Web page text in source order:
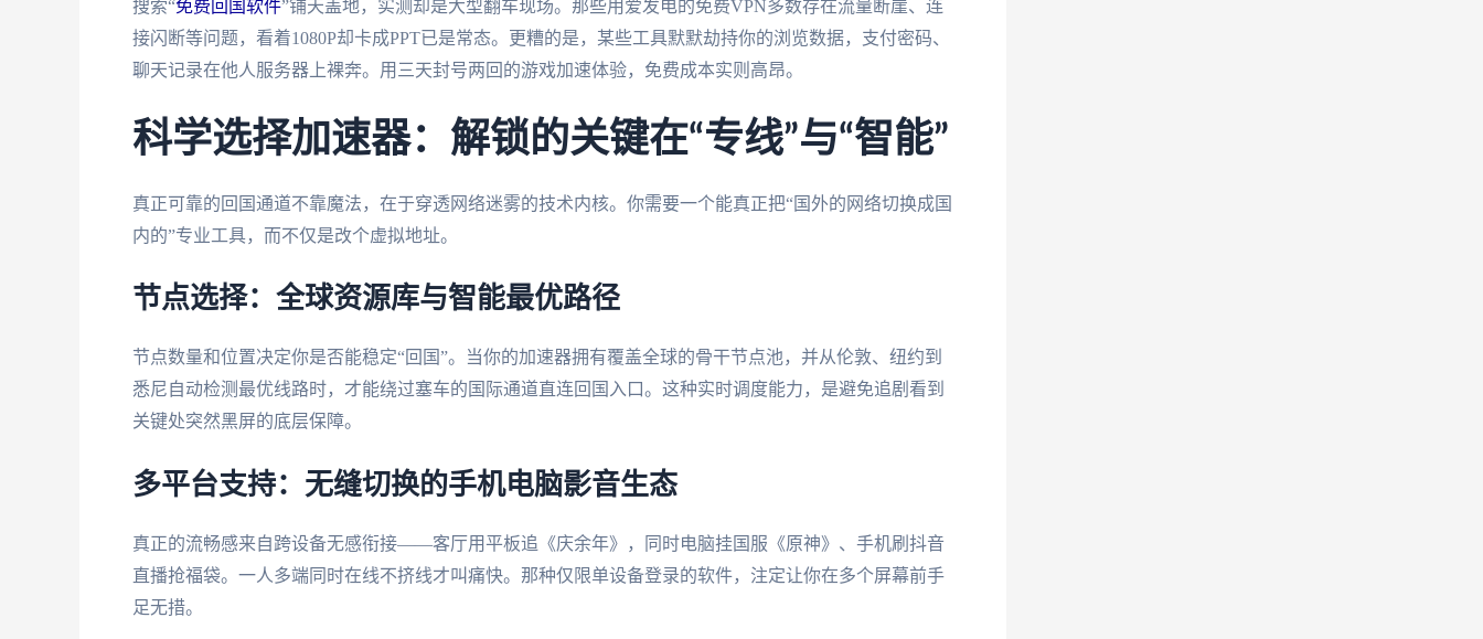
搜索“免费回国软件”铺天盖地，实测却是大型翻车现场。那些用爱发电的免费VPN多数存在流量断崖、连
接闪断等问题，看着1080P却卡成PPT已是常态。更糟的是，某些工具默默劫持你的浏览数据，支付密码、
聊天记录在他人服务器上裸奔。用三天封号两回的游戏加速体验，免费成本实则高昂。
科学选择加速器：解锁的关键在“专线”与“智能”
真正可靠的回国通道不靠魔法，在于穿透网络迷雾的技术内核。你需要一个能真正把“国外的网络切换成国
内的”专业工具，而不仅是改个虚拟地址。
节点选择：全球资源库与智能最优路径
节点数量和位置决定你是否能稳定“回国”。当你的加速器拥有覆盖全球的骨干节点池，并从伦敦、纽约到
悉尼自动检测最优线路时，才能绕过塞车的国际通道直连回国入口。这种实时调度能力，是避免追剧看到
关键处突然黑屏的底层保障。
多平台支持：无缝切换的手机电脑影音生态
真正的流畅感来自跨设备无感衔接——客厅用平板追《庆余年》，同时电脑挂国服《原神》、手机刷抖音
直播抢福袋。一人多端同时在线不挤线才叫痛快。那种仅限单设备登录的软件，注定让你在多个屏幕前手
足无措。